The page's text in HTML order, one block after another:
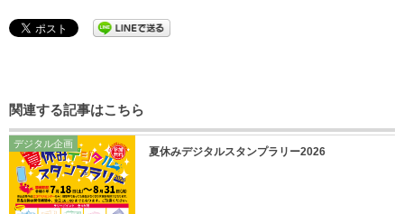
関連する記事はこちら
デジタル企画
夏休みデジタルスタンプラリー2026